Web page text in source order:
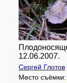
12.06.2007.
Сергей Глотов
Место съёмки: